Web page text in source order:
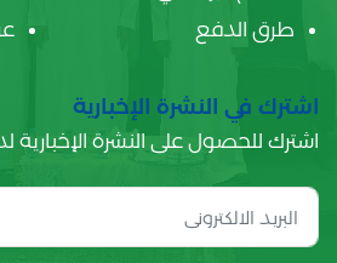
طرق الدفع
اشترك في النشرة الإخبارية
اشترك للحصول على النشرة الإخبارية